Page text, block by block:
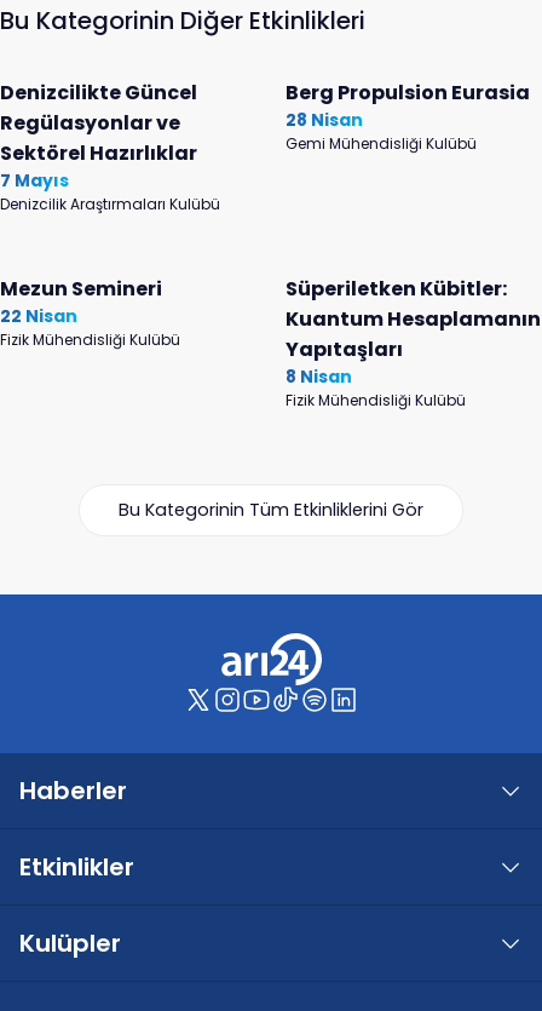
Bu Kategorinin Diğer Etkinlikleri
Denizcilikte Güncel
Regülasyonlar ve
Sektörel Hazırlıklar
7 Mayıs
Denizcilik Araştırmaları Kulübü
Berg Propulsion Eurasia
28 Nisan
Gemi Mühendisliği Kulübü
Mezun Semineri
22 Nisan
Fizik Mühendisliği Kulübü
Süperiletken Kübitler:
Kuantum Hesaplamanın
Yapıtaşları
8 Nisan
Fizik Mühendisliği Kulübü
Bu Kategorinin Tüm Etkinliklerini Gör
Haberler
Etkinlikler
Kulüpler